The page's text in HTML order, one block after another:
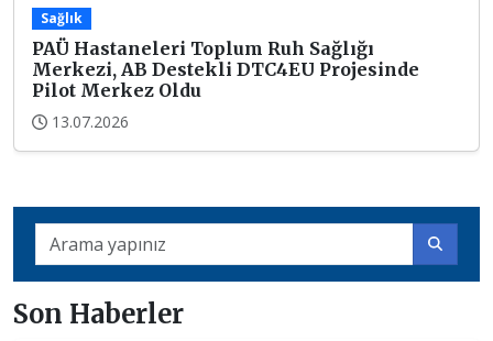
Sağlık
PAÜ Hastaneleri Toplum Ruh Sağlığı
Merkezi, AB Destekli DTC4EU Projesinde
Pilot Merkez Oldu
13.07.2026
Son Haberler